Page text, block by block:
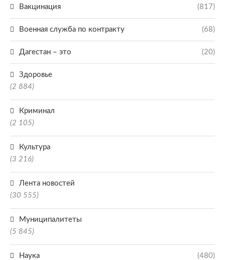
Вакцинация (817)
Военная служба по контракту (68)
Дагестан – это (20)
Здоровье
(2 884)
Криминал
(2 105)
Культура
(3 216)
Лента новостей
(30 555)
Муниципалитеты
(5 845)
Наука (480)